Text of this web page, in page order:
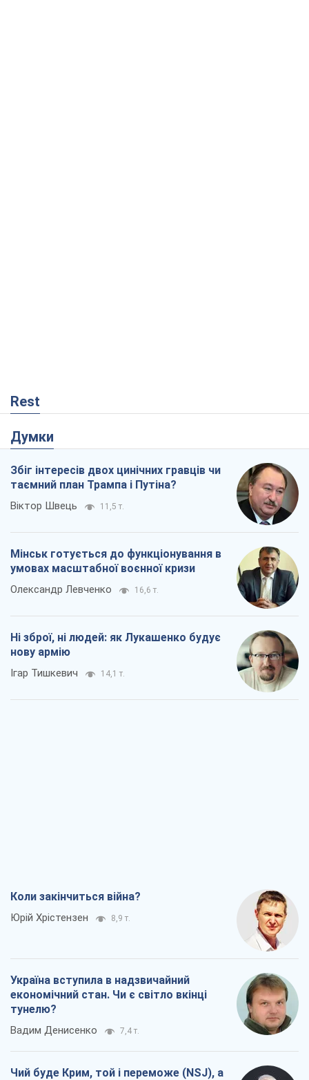
Rest
Думки
Збіг інтересів двох цинічних гравців чи
таємний план Трампа і Путіна?
Віктор Швець 11,5 т.
Мінськ готується до функціонування в
умовах масштабної воєнної кризи
Олександр Левченко 16,6 т.
Ні зброї, ні людей: як Лукашенко будує
нову армію
Ігар Тишкевич 14,1 т.
Коли закінчиться війна?
Юрій Хрістензен 8,9 т.
Україна вступила в надзвичайний
економічний стан. Чи є світло вкінці
тунелю?
Вадим Денисенко 7,4 т.
Чий буде Крим, той і переможе (NSJ), а